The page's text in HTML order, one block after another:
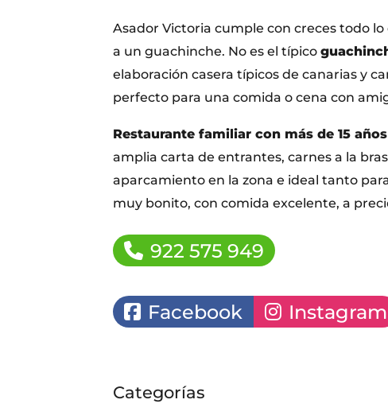
Asador Victoria cumple con creces todo
a un guachinche. No es el típico
elaboración casera típicos de canarias y
perfecto para una comida o cena con
Restaurante familiar con más de 15
amplia carta de entrantes, carnes a la
aparcamiento en la zona e ideal tanto
muy bonito, con comida excelente, a
922 575 949
Facebook Instagram
Categorías